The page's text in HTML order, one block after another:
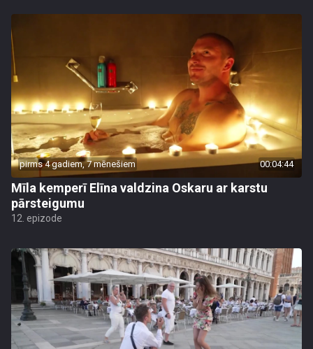
pirms 4 gadiem, 7 mēnešiem 00:04:44
Mīla kemperī Elīna valdzina Oskaru ar karstu
pārsteigumu
12. epizode